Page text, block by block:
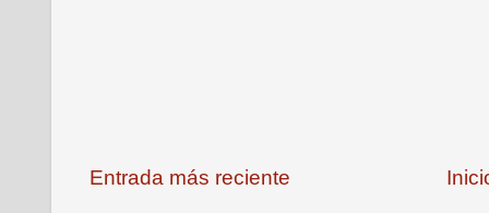
Entrada más reciente